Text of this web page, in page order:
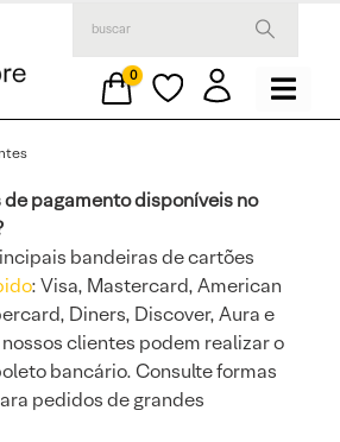
0
pagamento disponíveis no
bandeiras de cartões
: Visa, Mastercard, American
Diners, Discover, Aura e
nossos clientes podem realizar o
bancário. Consulte formas
pedidos de grandes